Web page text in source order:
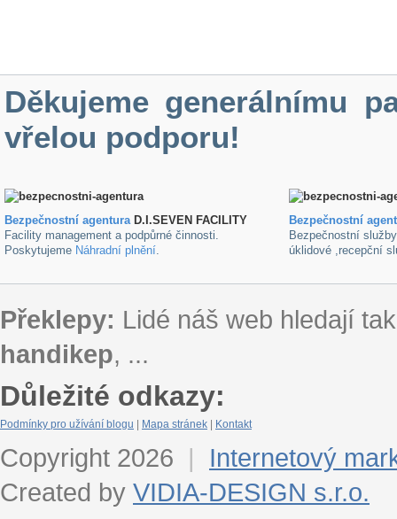
Děkujeme generálnímu
vřelou podporu!
Bezpečnostní agenturaD.I.SEVEN FACILITY
Facility management a podpůrné činnosti.
Poskytujeme Náhradní plnění.
Bezpečnostní
Bezpečnostní
úklidové ,recepční
Překlepy: Lidé náš web hledají
handikep, ...
Důležité odkazy:
Podmínky pro užívání blogu Mapa stránek Kontakt
Copyright 2026 |
Internetový
Created by VIDIA-DESIGN s.r.o.